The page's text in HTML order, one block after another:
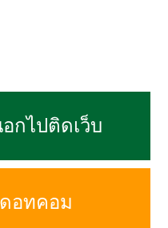
กไปติดเว็บ
อทคอม